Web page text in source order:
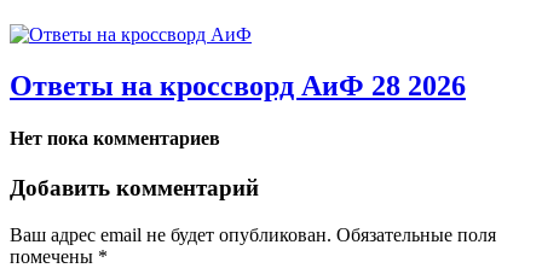
Ответы на кроссворд АиФ 28 2026
Нет пока комментариев
Добавить комментарий
Ваш адрес email не будет опубликован. Обязательные поля
помечены *